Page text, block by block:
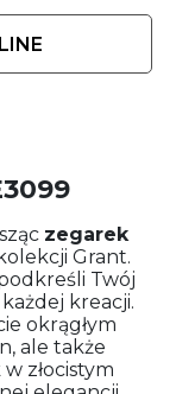
zegarek
Grant.
Twój
kreacji.
okrągłym
ale także
złocistym